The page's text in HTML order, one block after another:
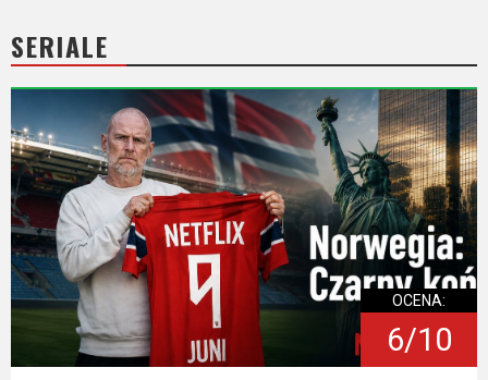
2022
2021
2020
2019
2018
2016
2017
SERIALE
OCENA:
6/10